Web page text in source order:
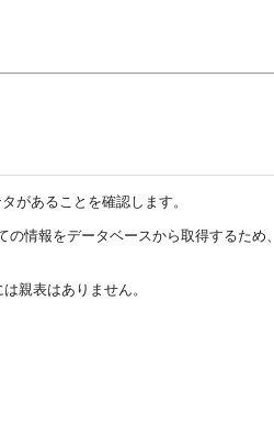
があることを確認します。
情報をデータベースから取得するため、
親表はありません。